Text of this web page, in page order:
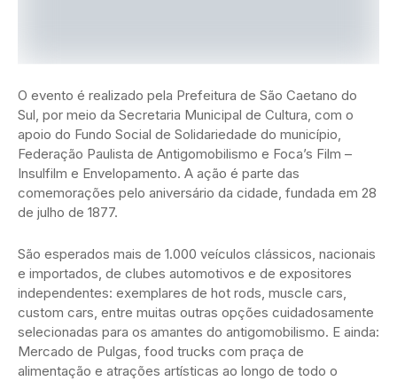
O evento é realizado pela Prefeitura de São Caetano do
Sul, por meio da Secretaria Municipal de Cultura, com o
apoio do Fundo Social de Solidariedade do município,
Federação Paulista de Antigomobilismo e Foca’s Film –
Insulfilm e Envelopamento. A ação é parte das
comemorações pelo aniversário da cidade, fundada em 28
de julho de 1877.
São esperados mais de 1.000 veículos clássicos, nacionais
e importados, de clubes automotivos e de expositores
independentes: exemplares de hot rods, muscle cars,
custom cars, entre muitas outras opções cuidadosamente
selecionadas para os amantes do antigomobilismo. E ainda:
Mercado de Pulgas, food trucks com praça de
alimentação e atrações artísticas ao longo de todo o